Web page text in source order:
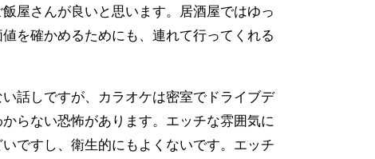
屋さんが良いと思います。居酒屋ではゆっ
を確かめるためにも、連れて行ってくれる
話しですが、カラオケは密室でドライブデ
らない恐怖があります。エッチな雰囲気に
ですし、衛生的にもよくないです。エッチ